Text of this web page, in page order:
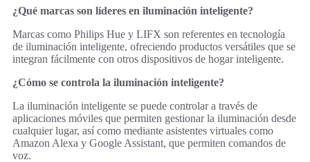
¿Qué marcas son líderes en iluminación inteligente?
Marcas como Philips Hue y LIFX son referentes en tecnología
de iluminación inteligente, ofreciendo productos versátiles que se
integran fácilmente con otros dispositivos de hogar inteligente.
¿Cómo se controla la iluminación inteligente?
La iluminación inteligente se puede controlar a través de
aplicaciones móviles que permiten gestionar la iluminación desde
cualquier lugar, así como mediante asistentes virtuales como
Amazon Alexa y Google Assistant, que permiten comandos de
voz.